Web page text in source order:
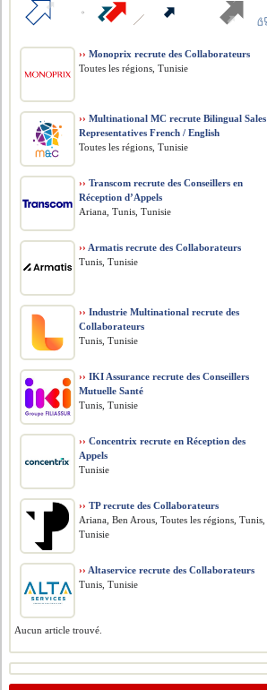
›› Monoprix recrute des Collaborateurs
Toutes les régions, Tunisie
›› Multinational MC recrute Bilingual Sales
Representatives French / English
Toutes les régions, Tunisie
›› Transcom recrute des Conseillers en
Réception d’Appels
Ariana, Tunis, Tunisie
›› Armatis recrute des Collaborateurs
Tunis, Tunisie
›› Industrie Multinational recrute des
Collaborateurs
Tunis, Tunisie
›› IKI Assurance recrute des Conseillers
Mutuelle Santé
Tunis, Tunisie
›› Concentrix recrute en Réception des
Appels
Tunisie
›› TP recrute des Collaborateurs
Ariana, Ben Arous, Toutes les régions, Tunis,
Tunisie
›› Altaservice recrute des Collaborateurs
Tunis, Tunisie
Aucun article trouvé.